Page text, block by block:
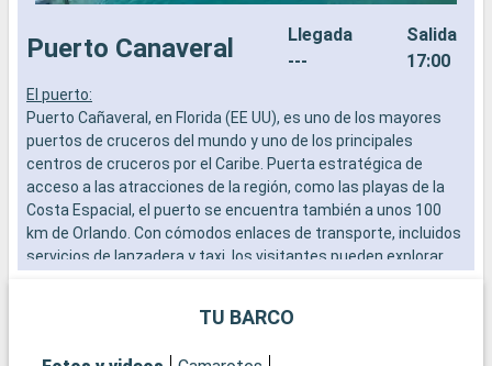
Puerto Canaveral
Llegada
---
Salida
17:00
El puerto:
Puerto Cañaveral, en Florida (EE UU), es uno de los mayores
puertos de cruceros del mundo y uno de los principales
centros de cruceros por el Caribe. Puerta estratégica de
acceso a las atracciones de la región, como las playas de la
Costa Espacial, el puerto se encuentra también a unos 100
km de Orlando. Con cómodos enlaces de transporte, incluidos
servicios de lanzadera y taxi, los visitantes pueden explorar
TU BARCO